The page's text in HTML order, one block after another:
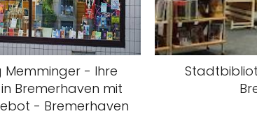
Memminger - Ihre
Bremerhaven mit
- Bremerhaven